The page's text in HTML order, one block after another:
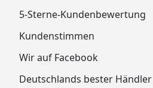
5-Sterne-Kundenbewertung
Kundenstimmen
Wir auf Facebook
Deutschlands bester Händler